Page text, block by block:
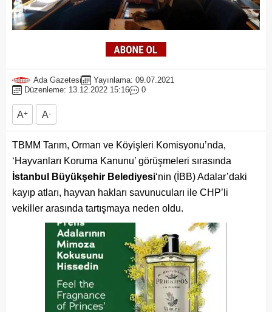
Ada Gazetesi
Yayınlama: 09.07.2021
Düzenleme: 13.12.2022 15:16
0
A+ A-
TBMM Tarım, Orman ve Köyişleri Komisyonu’nda,
‘Hayvanları Koruma Kanunu’ görüşmeleri sırasında
İstanbul Büyükşehir Belediyesi‘nin (İBB) Adalar’daki
kayıp atları, hayvan hakları savunucuları ile CHP’li
vekiller arasında tartışmaya neden oldu.